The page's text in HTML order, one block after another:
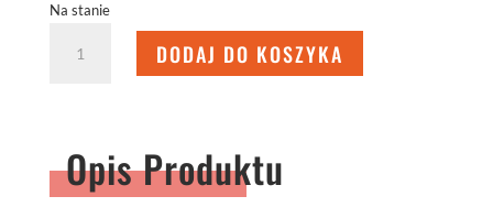
Na stanie
WKŁAD
DODAJ DO KOSZYKA
Opis Produktu